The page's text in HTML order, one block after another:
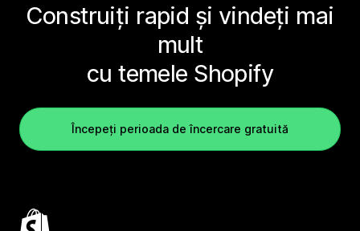
Construiți rapid și vindeți mai
mult
cu temele Shopify
Începeți perioada de încercare gratuită